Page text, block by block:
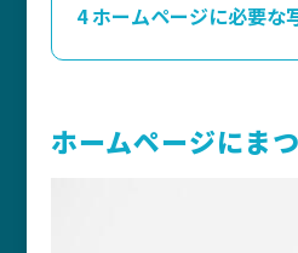
4ホームページに必要な
ホームページにま